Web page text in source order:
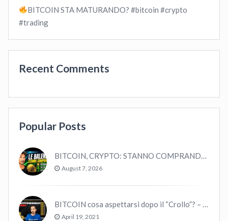
BITCOIN STA MATURANDO? #bitcoin #crypto
#trading
Recent Comments
Popular Posts
BITCOIN, CRYPTO: STANNO COMPRANDO TUTTI (GUARDA QUESTI DATI), EPPURE…
August 7, 2026
BITCOIN cosa aspettarsi dopo il “Crollo”? – CryptoMonday NEWS w16/’21
April 19, 2021